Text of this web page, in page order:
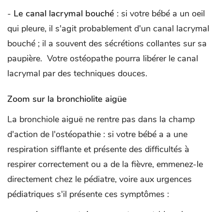
- Le canal lacrymal bouché : si votre bébé a un oeil
qui pleure, il s'agit probablement d'un canal lacrymal
bouché ; il a souvent des sécrétions collantes sur sa
paupière. Votre ostéopathe pourra libérer le canal
lacrymal par des techniques douces.
Zoom sur la bronchiolite aigüe
La bronchiole aiguë ne rentre pas dans la champ
d'action de l'ostéopathie : si votre bébé a a une
respiration sifflante et présente des difficultés à
respirer correctement ou a de la fièvre, emmenez-le
directement chez le pédiatre, voire aux urgences
pédiatriques s'il présente ces symptômes :